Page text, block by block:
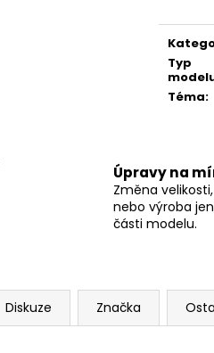
Typ
Téma:
Úpravy na
Změna
nebo výroba
části modelu.
Diskuze Značka